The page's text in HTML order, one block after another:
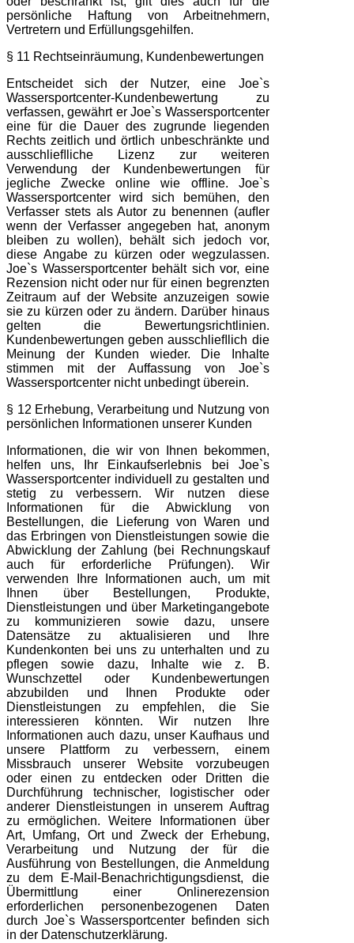
persönliche Haftung von Arbeitnehmern,
Vertretern und Erfüllungsgehilfen.
§ 11 Rechtseinräumung, Kundenbewertungen
Entscheidet sich der Nutzer, eine Joe`s
Wassersportcenter-Kundenbewertung zu
verfassen, gewährt er Joe`s Wassersportcenter
eine für die Dauer des zugrunde liegenden
Rechts zeitlich und örtlich unbeschränkte und
ausschlieﬂliche Lizenz zur weiteren
Verwendung der Kundenbewertungen für
jegliche Zwecke online wie offline. Joe`s
Wassersportcenter wird sich bemühen, den
Verfasser stets als Autor zu benennen (auﬂer
wenn der Verfasser angegeben hat, anonym
bleiben zu wollen), behält sich jedoch vor,
diese Angabe zu kürzen oder wegzulassen.
Joe`s Wassersportcenter behält sich vor, eine
Rezension nicht oder nur für einen begrenzten
Zeitraum auf der Website anzuzeigen sowie
sie zu kürzen oder zu ändern. Darüber hinaus
gelten die Bewertungsrichtlinien.
Kundenbewertungen geben ausschlieﬂlich die
Meinung der Kunden wieder. Die Inhalte
stimmen mit der Auffassung von Joe`s
Wassersportcenter nicht unbedingt überein.
§ 12 Erhebung, Verarbeitung und Nutzung von
persönlichen Informationen unserer Kunden
Informationen, die wir von Ihnen bekommen,
helfen uns, Ihr Einkaufserlebnis bei Joe`s
Wassersportcenter individuell zu gestalten und
stetig zu verbessern. Wir nutzen diese
Informationen für die Abwicklung von
Bestellungen, die Lieferung von Waren und
das Erbringen von Dienstleistungen sowie die
Abwicklung der Zahlung (bei Rechnungskauf
auch für erforderliche Prüfungen). Wir
verwenden Ihre Informationen auch, um mit
Ihnen über Bestellungen, Produkte,
Dienstleistungen und über Marketingangebote
zu kommunizieren sowie dazu, unsere
Datensätze zu aktualisieren und Ihre
Kundenkonten bei uns zu unterhalten und zu
pflegen sowie dazu, Inhalte wie z. B.
Wunschzettel oder Kundenbewertungen
abzubilden und Ihnen Produkte oder
Dienstleistungen zu empfehlen, die Sie
interessieren könnten. Wir nutzen Ihre
Informationen auch dazu, unser Kaufhaus und
unsere Plattform zu verbessern, einem
Missbrauch unserer Website vorzubeugen
oder einen zu entdecken oder Dritten die
Durchführung technischer, logistischer oder
anderer Dienstleistungen in unserem Auftrag
zu ermöglichen. Weitere Informationen über
Art, Umfang, Ort und Zweck der Erhebung,
Verarbeitung und Nutzung der für die
Ausführung von Bestellungen, die Anmeldung
zu dem E-Mail-Benachrichtigungsdienst, die
Übermittlung einer Onlinerezension
erforderlichen personenbezogenen Daten
durch Joe`s Wassersportcenter befinden sich
in der Datenschutzerklärung.